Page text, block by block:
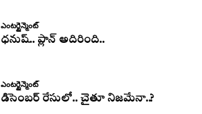
ఎంటర్టైన్మెంట్
ధనుష్‌.. ప్లాన్ అదిరింది..
ఎంటర్టైన్మెంట్
డిసెంబర్ రేసులో.. చైతూ నిజమేనా..?